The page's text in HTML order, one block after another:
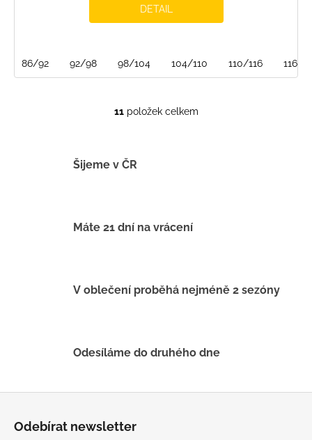
DETAIL
86/92 92/98 98/104 104/110 110/116 116/
O
í
k
p
u
11položek celkem
Šijeme v ČR
Máte 21 dní na vrácení
V oblečení proběhá nejméně 2 sezóny
Odesíláme do druhého dne
Odebírat newsletter